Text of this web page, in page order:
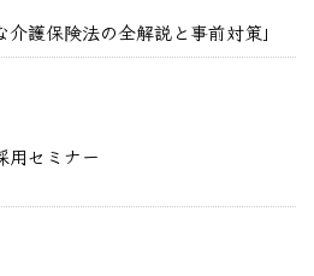
介護保険法の全解説と事前対策」
用セミナー